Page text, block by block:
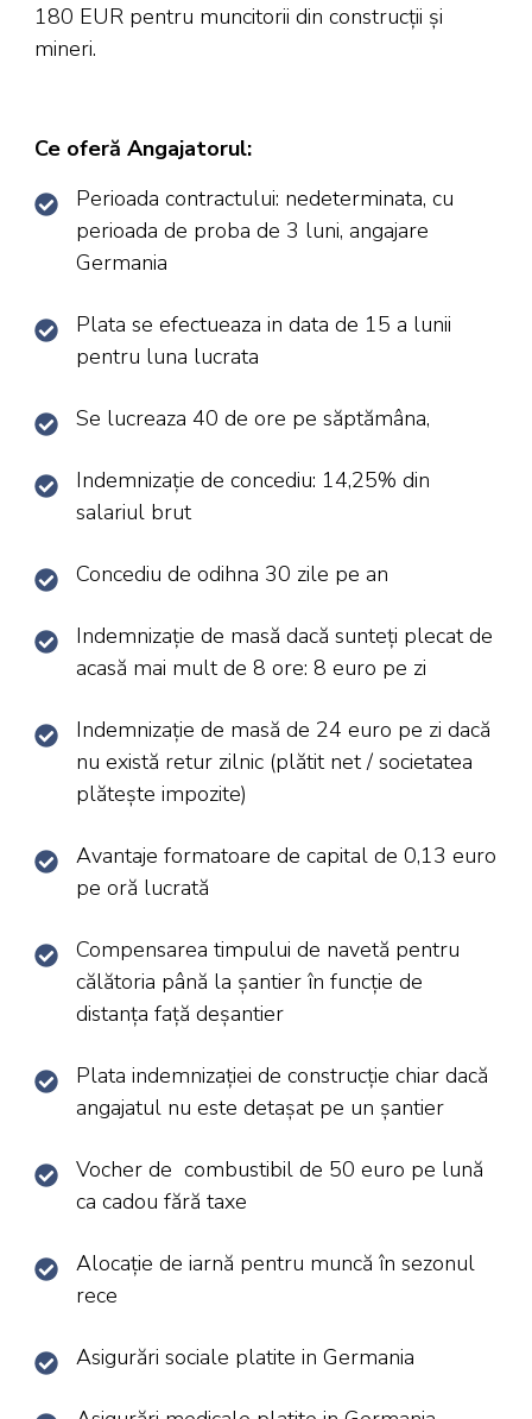
180 EUR pentru muncitorii din construcții și
mineri.
Ce oferă Angajatorul:
Perioada contractului: nedeterminata, cu
perioada de proba de 3 luni, angajare
Germania
Plata se efectueaza in data de 15 a lunii
pentru luna lucrata
Se lucreaza 40 de ore pe săptămâna,
Indemnizație de concediu: 14,25% din
salariul brut
Concediu de odihna 30 zile pe an
Indemnizație de masă dacă sunteți plecat de
acasă mai mult de 8 ore: 8 euro pe zi
Indemnizație de masă de 24 euro pe zi dacă
nu există retur zilnic (plătit net / societatea
plătește impozite)
Avantaje formatoare de capital de 0,13 euro
pe oră lucrată
Compensarea timpului de navetă pentru
călătoria până la șantier în funcție de
distanța față deșantier
Plata indemnizației de construcție chiar dacă
angajatul nu este detașat pe un șantier
Vocher de combustibil de 50 euro pe lună
ca cadou fără taxe
Alocație de iarnă pentru muncă în sezonul
rece
Asigurări sociale platite in Germania